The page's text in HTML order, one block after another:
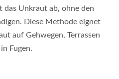
das Unkraut ab, ohne den
Diese Methode eignet
auf Gehwegen, Terrassen
Fugen.